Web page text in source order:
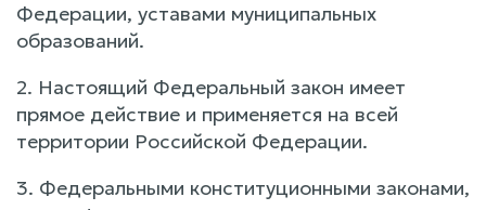
Федерации, уставами муниципальных
образований.
2. Настоящий Федеральный закон имеет
прямое действие и применяется на всей
территории Российской Федерации.
3. Федеральными конституционными законами,